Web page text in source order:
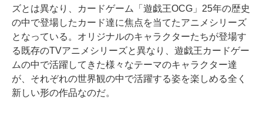
ズとは異なり、カードゲーム「遊戯王OCG」25年の歴史
の中で登場したカード達に焦点を当てたアニメシリーズ
となっている。オリジナルのキャラクターたちが登場す
る既存のTVアニメシリーズと異なり、遊戯王カードゲー
ムの中で活躍してきた様々なテーマのキャラクター達
が、それぞれの世界観の中で活躍する姿を楽しめる全く
新しい形の作品なのだ。